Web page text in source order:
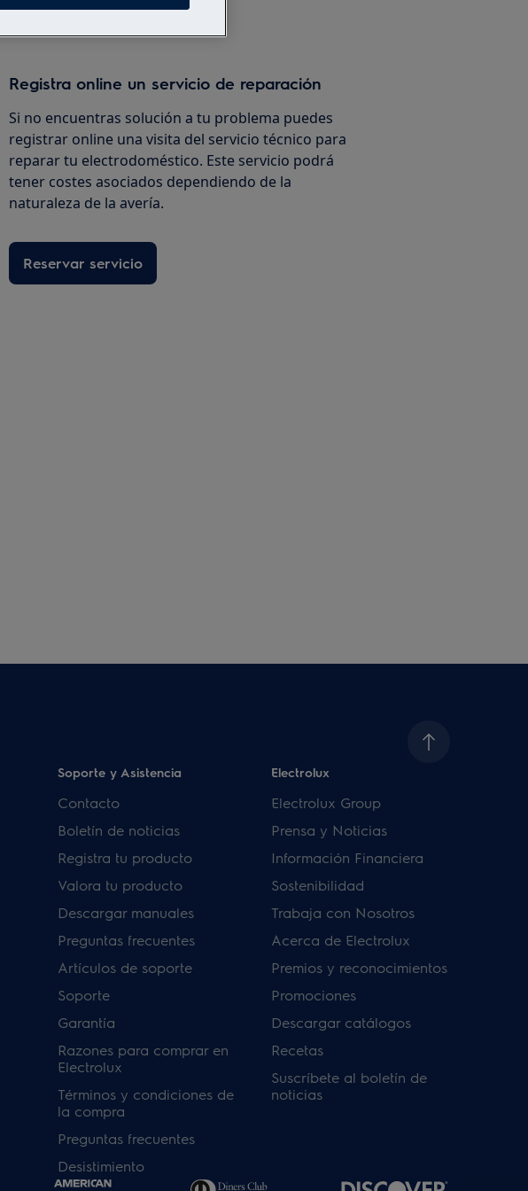
Registra online un servicio de reparación
Si no encuentras solución a tu problema puedes
registrar online una visita del servicio técnico para
reparar tu electrodoméstico. Este servicio podrá
tener costes asociados dependiendo de la
naturaleza de la avería.
Reservar servicio
Soporte y Asistencia
Contacto
Boletín de noticias
Registra tu producto
Valora tu producto
Descargar manuales
Preguntas frecuentes
Artículos de soporte
Soporte
Garantía
Razones para comprar en
Electrolux
Términos y condiciones de
la compra
Preguntas frecuentes
Desistimiento
Electrolux
Electrolux Group
Prensa y Noticias
Información Financiera
Sostenibilidad
Trabaja con Nosotros
Acerca de Electrolux
Premios y reconocimientos
Promociones
Descargar catálogos
Recetas
Suscríbete al boletín de
noticias